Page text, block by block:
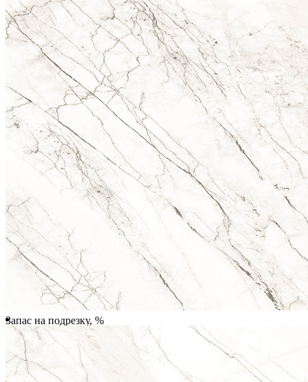
3 960 ₽
/
м2
60 cм x 60 cм
1 упаковка = 1.44 м2 = 4 шт.
Площадь поверхности, м2
Количество упаковок
Запас на подрезку, %